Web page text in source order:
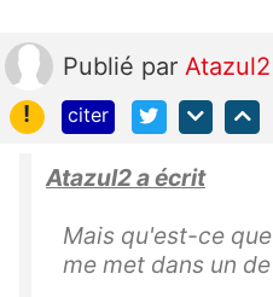
Publié par Atazul2
!
citer
Atazul2 a écrit
Mais qu'est-ce
me met dans un